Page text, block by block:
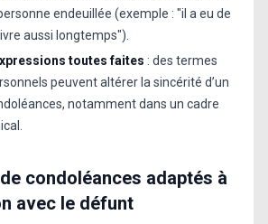
endeuillée (exemple : "il a eu de
aussi longtemps").
toutes faites : des termes
peuvent altérer la sincérité d’un
notamment dans un cadre
condoléances adaptés à
avec le défunt